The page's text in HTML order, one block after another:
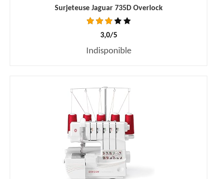
Surjeteuse Jaguar 735D Overlock
3,0/5
Indisponible